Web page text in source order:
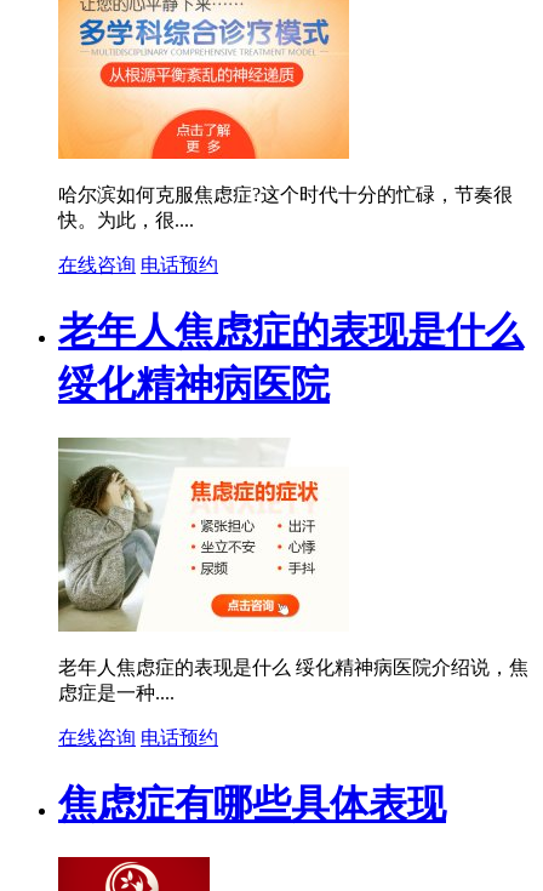
哈尔滨如何克服焦虑症?这个时代十分的忙碌，节奏很
快。为此，很....
在线咨询 电话预约
老年人焦虑症的表现是什么
绥化精神病医院
老年人焦虑症的表现是什么 绥化精神病医院介绍说，焦
虑症是一种....
在线咨询 电话预约
焦虑症有哪些具体表现